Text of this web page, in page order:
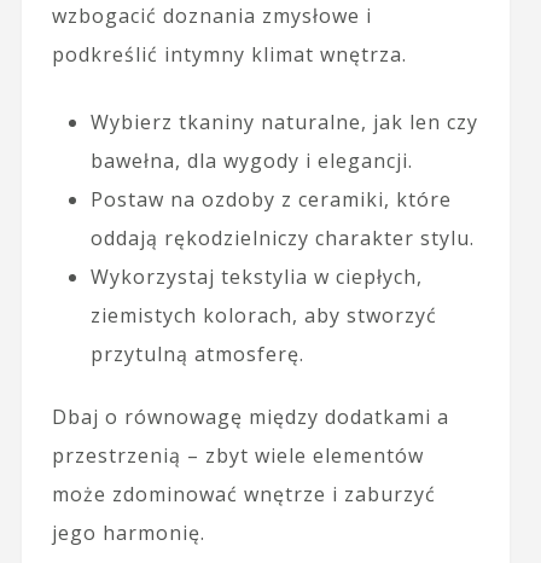
wzbogacić doznania zmysłowe i
podkreślić intymny klimat wnętrza.
Wybierz tkaniny naturalne, jak len czy
bawełna, dla wygody i elegancji.
Postaw na ozdoby z ceramiki, które
oddają rękodzielniczy charakter stylu.
Wykorzystaj tekstylia w ciepłych,
ziemistych kolorach, aby stworzyć
przytulną atmosferę.
Dbaj o równowagę między dodatkami a
przestrzenią – zbyt wiele elementów
może zdominować wnętrze i zaburzyć
jego harmonię.